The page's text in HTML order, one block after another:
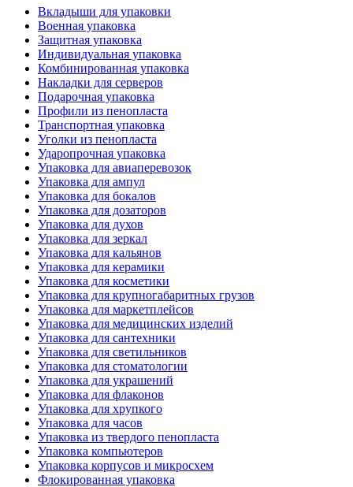
Вкладыши для упаковки
Военная упаковка
Защитная упаковка
Индивидуальная упаковка
Комбинированная упаковка
Накладки для серверов
Подарочная упаковка
Профили из пенопласта
Транспортная упаковка
Уголки из пенопласта
Ударопрочная упаковка
Упаковка для авиаперевозок
Упаковка для ампул
Упаковка для бокалов
Упаковка для дозаторов
Упаковка для духов
Упаковка для зеркал
Упаковка для кальянов
Упаковка для керамики
Упаковка для косметики
Упаковка для крупногабаритных грузов
Упаковка для маркетплейсов
Упаковка для медицинских изделий
Упаковка для сантехники
Упаковка для светильников
Упаковка для стоматологии
Упаковка для украшений
Упаковка для флаконов
Упаковка для хрупкого
Упаковка для часов
Упаковка из твердого пенопласта
Упаковка компьютеров
Упаковка корпусов и микросхем
Флокированная упаковка